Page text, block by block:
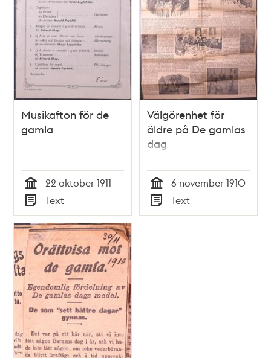
Musikafton för de
gamla
Tid
22 oktober 1911
Typ
Text
Välgörenhet för
äldre på De gamlas
dag
Tid
6 november 1910
Typ
Text